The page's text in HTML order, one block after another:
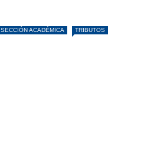
SECCIÓN ACADÉMICA TRIBUTOS